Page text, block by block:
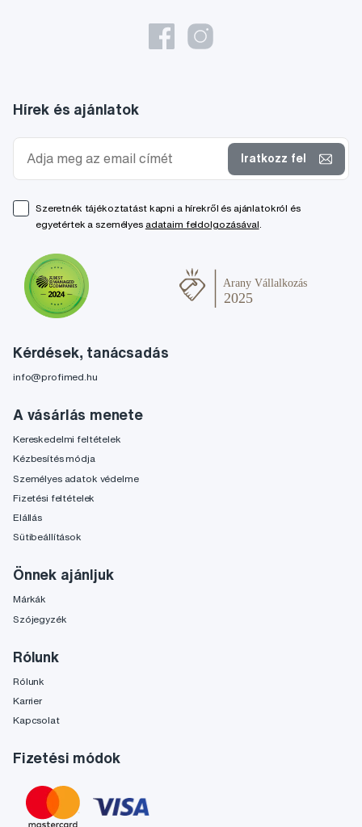
Kérdések, tanácsadás
info@profimed.hu
A vásárlás menete
Kereskedelmi feltételek
Kézbesítés módja
Személyes adatok védelme
Fizetési feltételek
Elállás
Sütibeállítások
Önnek ajánljuk
Márkák
Szójegyzék
Rólunk
Rólunk
Karrier
Kapcsolat
Fizetési módok
Hírek és ajánlatok
Iratkozz fel
Szeretnék tájékoztatást kapni a hírekről és ajánlatokról és
egyetértek a személyes adataim feldolgozásával